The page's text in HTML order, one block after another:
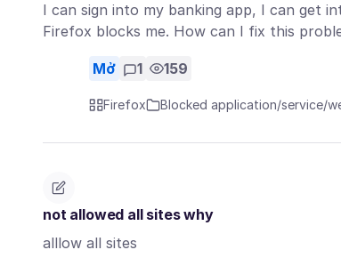
I can sign into my banking app, I can get
Firefox blocks me. How can I fix this
Mở 1 159
Firefox Blocked application/service/
not allowed all sites why
alllow all sites